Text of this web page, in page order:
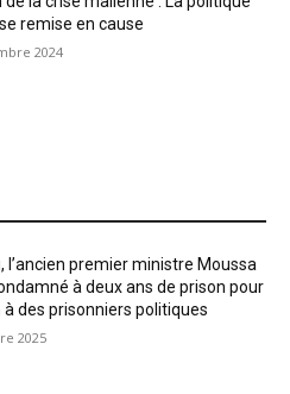
remise en cause
2024
l’ancien premier ministre Moussa
à deux ans de prison pour
à des prisonniers politiques
2025